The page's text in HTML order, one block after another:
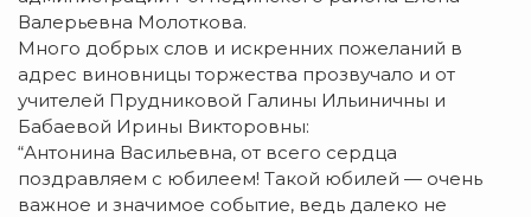
Валерьевна Молоткова.
Много добрых слов и искренних пожеланий в
адрес виновницы торжества прозвучало и от
учителей Прудниковой Галины Ильиничны и
Бабаевой Ирины Викторовны:
“Антонина Васильевна, от всего сердца
поздравляем с юбилеем! Такой юбилей — очень
важное и значимое событие, ведь далеко не